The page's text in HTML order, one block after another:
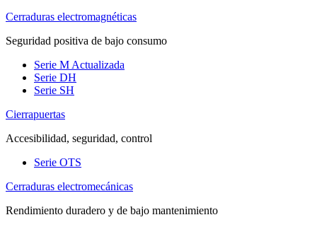
Cerraduras electromagnéticas
Seguridad positiva de bajo consumo
Serie M Actualizada
Serie DH
Serie SH
Cierrapuertas
Accesibilidad, seguridad, control
Serie OTS
Cerraduras electromecánicas
Rendimiento duradero y de bajo mantenimiento